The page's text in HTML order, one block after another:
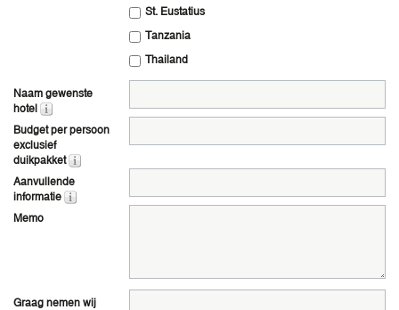
St. Eustatius
Tanzania
Thailand
Naam gewenste
hotel
Budget per persoon
exclusief
duikpakket
Aanvullende
informatie
Memo
Graag nemen wij